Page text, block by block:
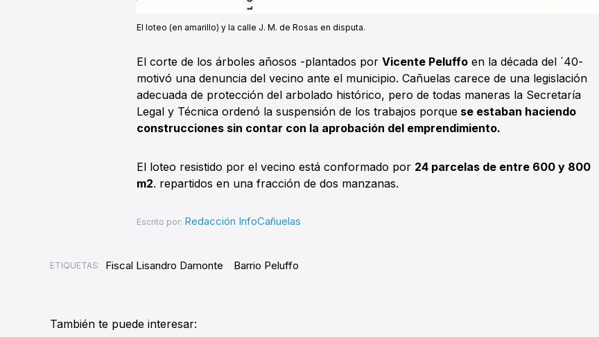
El loteo (en amarillo) y la calle J. M. de Rosas en disputa.
El corte de los árboles añosos -plantados por Vicente Peluffo en la década del ´40-
motivó una denuncia del vecino ante el municipio. Cañuelas carece de una legislación
adecuada de protección del arbolado histórico, pero de todas maneras la Secretaría
Legal y Técnica ordenó la suspensión de los trabajos porque se estaban haciendo
construcciones sin contar con la aprobación del emprendimiento.
El loteo resistido por el vecino está conformado por 24 parcelas de entre 600 y 800
m2. repartidos en una fracción de dos manzanas.
Escrito por: Redacción InfoCañuelas
ETIQUETAS: Fiscal Lisandro Damonte Barrio Peluffo
También te puede interesar: